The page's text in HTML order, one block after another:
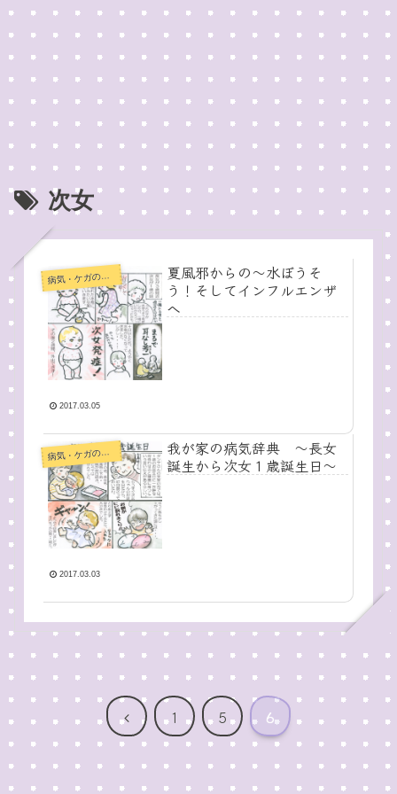
次女
病
気・ケガの記録
夏風邪からの〜水ぼうそ
う！そしてインフルエンザ
へ
2017.03.05
病
気・ケガの記録
我が家の病気辞典 〜長女
誕生から次女１歳誕生日〜
2017.03.03
前
1 5 6